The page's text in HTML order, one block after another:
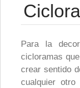
Para la
cicloramas
crear sentido
cualquier